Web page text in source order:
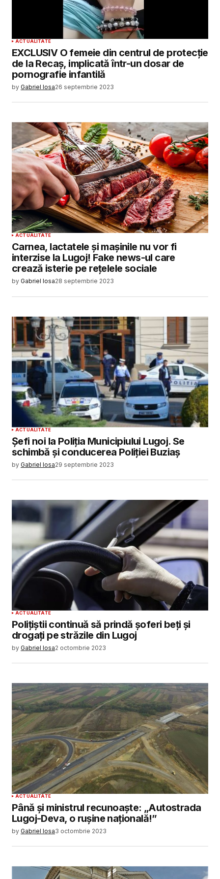
ACTUALITATE
EXCLUSIV O femeie din centrul de protecție
de la Recaș, implicată într-un dosar de
pornografie infantilă
by Gabriel Iosa26 septembrie 2023
ACTUALITATE
Carnea, lactatele și mașinile nu vor fi
interzise la Lugoj! Fake news-ul care
crează isterie pe rețelele sociale
by Gabriel Iosa28 septembrie 2023
ACTUALITATE
Șefi noi la Poliția Municipiului Lugoj. Se
schimbă și conducerea Poliției Buziaș
by Gabriel Iosa29 septembrie 2023
ACTUALITATE
Polițiștii continuă să prindă șoferi beți și
drogați pe străzile din Lugoj
by Gabriel Iosa2 octombrie 2023
ACTUALITATE
Până și ministrul recunoaște: „Autostrada
Lugoj-Deva, o rușine națională!”
by Gabriel Iosa3 octombrie 2023